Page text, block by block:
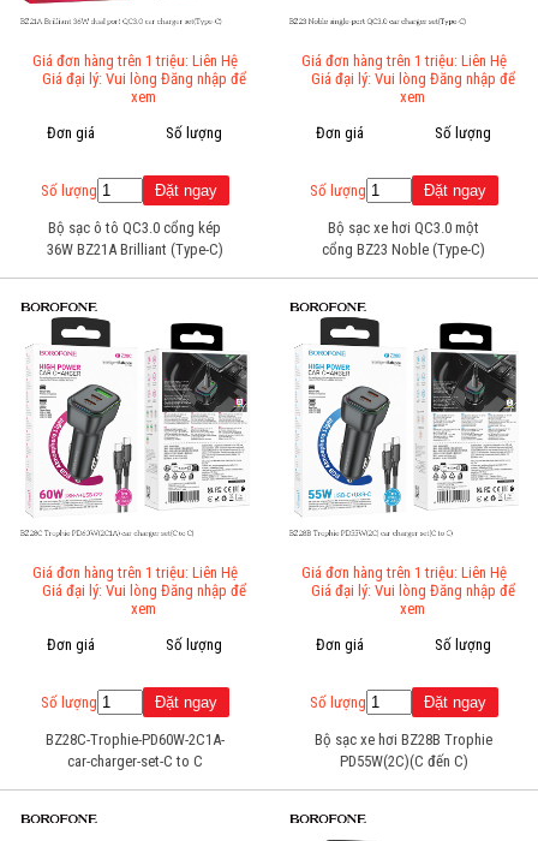
Giá đơn hàng trên 1 triệu: Liên Hệ
Giá đại lý: Vui lòng Đăng nhập để
xem
Đơn giá
Số lượng
Số lượng
Bộ sạc ô tô QC3.0 cổng kép
36W BZ21A Brilliant (Type-C)
Giá đơn hàng trên 1 triệu: Liên Hệ
Giá đại lý: Vui lòng Đăng nhập để
xem
Đơn giá
Số lượng
Số lượng
Bộ sạc xe hơi QC3.0 một
cổng BZ23 Noble (Type-C)
Giá đơn hàng trên 1 triệu: Liên Hệ
Giá đại lý: Vui lòng Đăng nhập để
xem
Đơn giá
Số lượng
Số lượng
BZ28C-Trophie-PD60W-2C1A-
car-charger-set-C to C
Giá đơn hàng trên 1 triệu: Liên Hệ
Giá đại lý: Vui lòng Đăng nhập để
xem
Đơn giá
Số lượng
Số lượng
Bộ sạc xe hơi BZ28B Trophie
PD55W(2C)(C đến C)